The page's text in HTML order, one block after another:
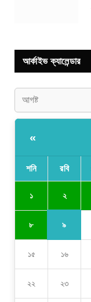
আর্কাইভ ক্যালেন্ডার
«
শনি রবি
১ ২
৮ ৯
১৫ ১৬
২২ ২৩